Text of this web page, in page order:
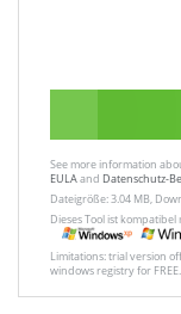
See more information
EULAand Datenschutz-
Dateigröße: 3.04 MB,
Dieses Tool ist kompatibel
Limitations: trial version
windows registry for